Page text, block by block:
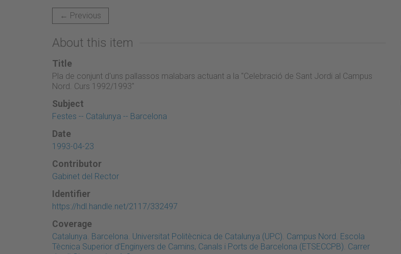
← Previous
About this item
Title
Pla de conjunt d'uns pallassos malabars actuant a la "Celebració de Sant Jordi al Campus
Nord. Curs 1992/1993"
Subject
Festes -- Catalunya -- Barcelona
Date
1993-04-23
Contributor
Gabinet del Rector
Identifier
https://hdl.handle.net/2117/332497
Coverage
Catalunya. Barcelona. Universitat Politècnica de Catalunya (UPC). Campus Nord. Escola
Tècnica Superior d'Enginyers de Camins, Canals i Ports de Barcelona (ETSECCPB). Carrer